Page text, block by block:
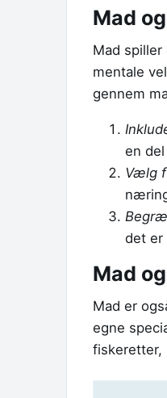
Mad
Mad
mentale
gennem
en
Vælg
det er
Mad
Mad er
egne
fiskeretter,